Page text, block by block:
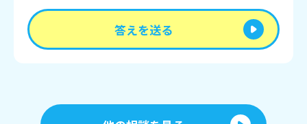
答えを送る